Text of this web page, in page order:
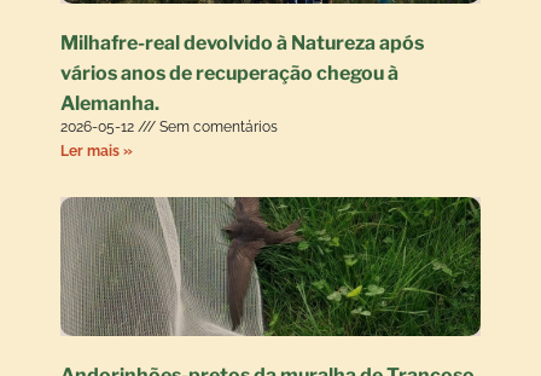
Milhafre-real devolvido à Natureza após
vários anos de recuperação chegou à
Alemanha.
2026-05-12
Sem comentários
Ler mais »